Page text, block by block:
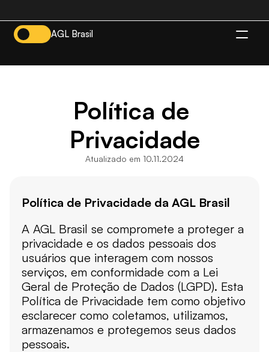
AGL Brasil
Política de
Privacidade
Atualizado em 10.11.2024
Política de Privacidade da AGL Brasil
A AGL Brasil se compromete a proteger a
privacidade e os dados pessoais dos
usuários que interagem com nossos
serviços, em conformidade com a Lei
Geral de Proteção de Dados (LGPD). Esta
Política de Privacidade tem como objetivo
esclarecer como coletamos, utilizamos,
armazenamos e protegemos seus dados
pessoais.